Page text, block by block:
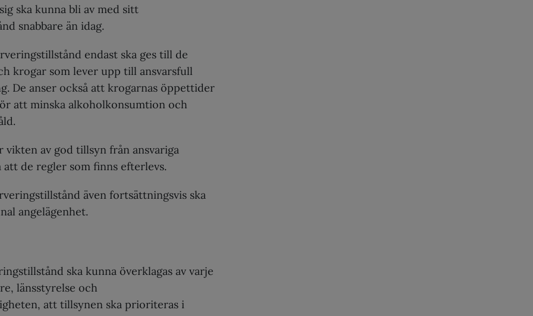
ska kunna bli av med sitt
snabbare än idag.
endast ska ges till de
krogar som lever upp till ansvarsfull
De anser också att krogarnas öppettider
att minska alkoholkonsumtion och
av god tillsyn från ansvariga
de regler som finns efterlevs.
även fortsättningsvis ska
angelägenhet.
ska kunna överklagas av varje
länsstyrelse och
att tillsynen ska prioriteras i